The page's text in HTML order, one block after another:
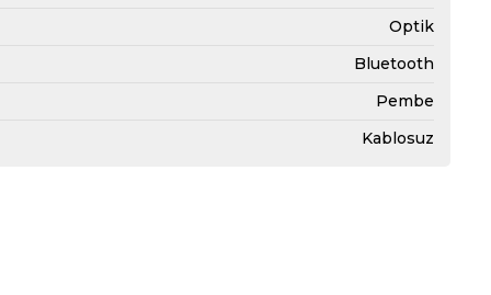
Optik
Bluetooth
Pembe
Kablosuz